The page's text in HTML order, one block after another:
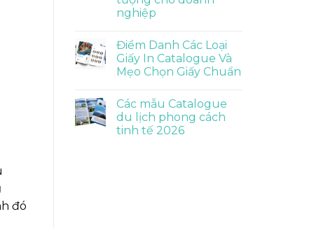
đó
nghiệp
Điểm Danh Các Loại
Giấy In Catalogue Và
Mẹo Chọn Giấy Chuẩn
Các mẫu Catalogue
du lịch phong cách
tinh tế 2026